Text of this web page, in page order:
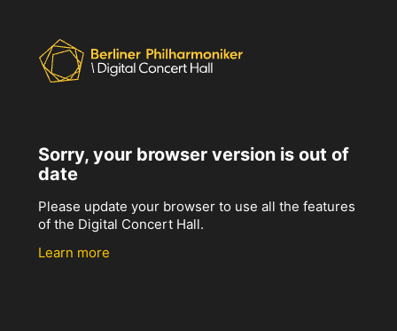
Sorry, your browser version is out of
date
Please update your browser to use all the features
of the Digital Concert Hall.
Learn more